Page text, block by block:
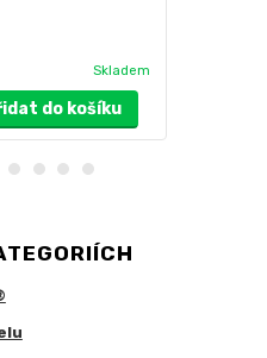
Skladem
do košíku